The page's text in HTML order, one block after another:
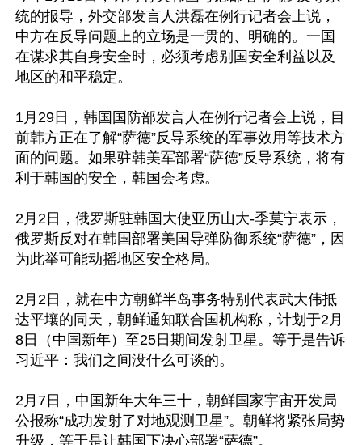
统的报导，外交部发言人洪磊在例行记者会上说，
中方在反导问题上的立场是一贯的、明确的。一国
在谋求其自身安全时，必须考虑别国安全利益以及
地区的和平稳定。
1月29日，韩国国防部发言人在例行记者会上说，目
前韩方正在了解“萨德”反导系统的军事效用等技术方
面的问题。如果驻韩美军部署“萨德”反导系统，将有
利于韩国的安全，韩国会考虑。
2月2日，俄罗斯驻韩国大使亚历山大-季莫宁表示，
俄罗斯反对在韩国部署美国导弹防御系统“萨德”，因
为此举可能动摇地区安全格局。
2月2日，就在中方朝鲜半岛事务特别代表武大伟抵
达平壤的同天，朝鲜通知联合国机构称，计划于2月
8日（中国新年）至25日期间发射卫星。等于是告诉
习近平：我们之间没什么可谈的。
2月7日，中国新年大年三十，朝鲜国家宇宙开发局
公报称“成功发射了对地观测卫星”。朝鲜将紧张局势
升级，等于是让韩国下决心部署“萨德”。